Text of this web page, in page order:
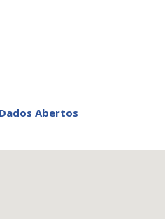
Dados Abertos